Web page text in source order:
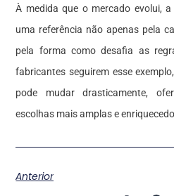
À medida que o mercado evolui,
uma referência não apenas pela
pela forma como desafia as
fabricantes seguirem esse
pode mudar drasticamente,
escolhas mais amplas e
Anterior